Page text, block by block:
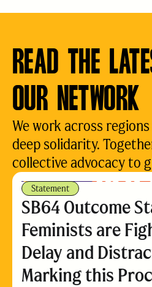
READ THE
OUR NETWORK
We work across
deep solidarity.
collective advocacy to
Statement
SB64 Outcome
Feminists are
Delay and
Marking this